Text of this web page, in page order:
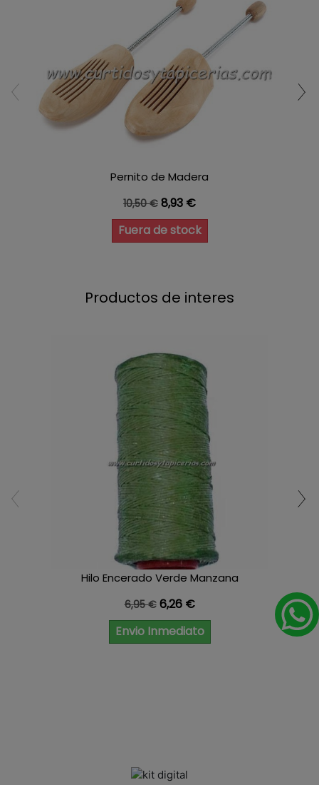
Pernito de Madera
Precio base
10,50 € Precio
8,93 €
Fuera de stock
Productos de interes
Hilo Encerado Verde Manzana
Precio base
6,95 € Precio
6,26 €
Envio Inmediato